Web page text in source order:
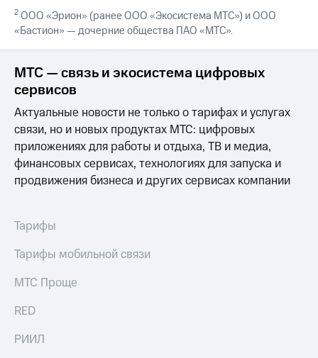
акций
Дивиденды
Описание
Еврооблигации-2023
Уведомление
о
именных
облигаций
Другое
развитие
деловая этика
На главную
2ООО «Эрион» (ранее ООО «Экосистема МТС») и ООО
«Бастион» — дочерние общества ПАО «МТС».
МТС — связь и экосистема цифровых
сервисов
Актуальные новости не только о тарифах и услугах
связи, но и новых продуктах МТС: цифровых
приложениях для работы и отдыха, ТВ и медиа,
финансовых сервисах, технологиях для запуска и
продвижения бизнеса и других сервисах компании
Тарифы
Тарифы мобильной связи
МТС Проще
RED
РИИЛ